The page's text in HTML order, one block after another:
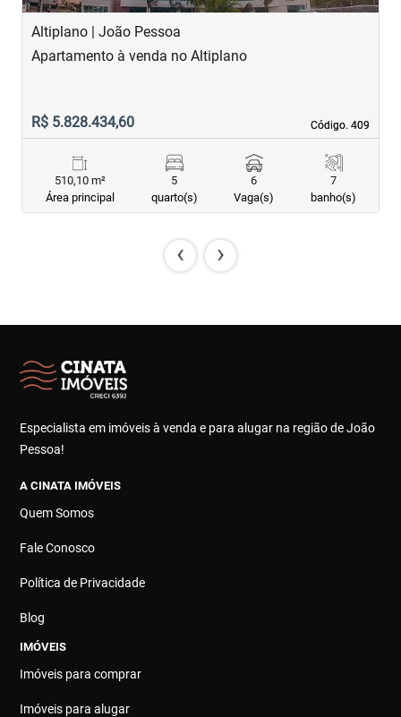
Altiplano | João Pessoa
Código. 409
Código. 409
Apartamento à venda no Altiplano
R$ 5.828.434,60
510,10 m²
Área principal
5
quarto(s)
6
Vaga(s)
7
banho(s)
‹ ›
Especialista em imóveis à venda e para alugar na região de João
Pessoa!
A CINATA IMÓVEIS
Quem Somos
Fale Conosco
Política de Privacidade
Blog
IMÓVEIS
Imóveis para comprar
Imóveis para alugar